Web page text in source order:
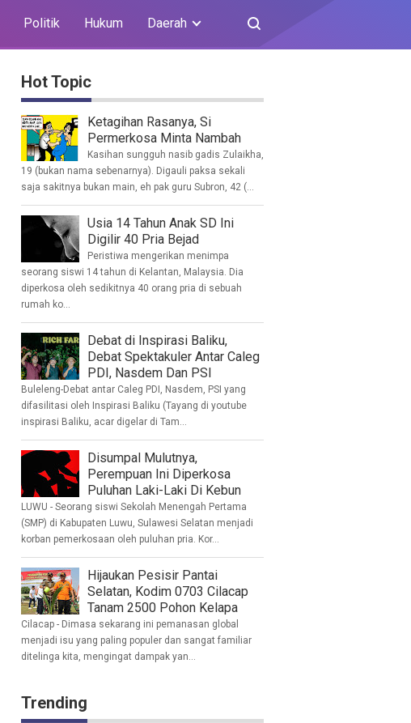
Politik Hukum Daerah
Hot Topic
Ketagihan Rasanya, Si
Permerkosa Minta Nambah
Kasihan sungguh nasib gadis Zulaikha,
19 (bukan nama sebenarnya). Digauli paksa sekali
saja sakitnya bukan main, eh pak guru Subron, 42 (...
Usia 14 Tahun Anak SD Ini
Digilir 40 Pria Bejad
Peristiwa mengerikan menimpa
seorang siswi 14 tahun di Kelantan, Malaysia. Dia
diperkosa oleh sedikitnya 40 orang pria di sebuah
rumah ko...
Debat di Inspirasi Baliku,
Debat Spektakuler Antar Caleg
PDI, Nasdem Dan PSI
Buleleng-Debat antar Caleg PDI, Nasdem, PSI yang
difasilitasi oleh Inspirasi Baliku (Tayang di youtube
inspirasi Baliku, acar digelar di Tam...
Disumpal Mulutnya,
Perempuan Ini Diperkosa
Puluhan Laki-Laki Di Kebun
LUWU - Seorang siswi Sekolah Menengah Pertama
(SMP) di Kabupaten Luwu, Sulawesi Selatan menjadi
korban pemerkosaan oleh puluhan pria. Kor...
Hijaukan Pesisir Pantai
Selatan, Kodim 0703 Cilacap
Tanam 2500 Pohon Kelapa
Cilacap - Dimasa sekarang ini pemanasan global
menjadi isu yang paling populer dan sangat familiar
ditelinga kita, mengingat dampak yan...
Trending